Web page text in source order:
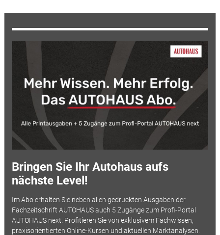
Bringen Sie Ihr Autohaus aufs
nächste Level!
Im Abo erhalten Sie neben allen gedruckten Ausgaben der
Fachzeitschrift AUTOHAUS auch 5 Zugänge zum Profi-Portal
AUTOHAUS next. Profitieren Sie von exklusivem Fachwissen,
praxisorientierten Online-Kursen und aktuellen Marktanalysen.